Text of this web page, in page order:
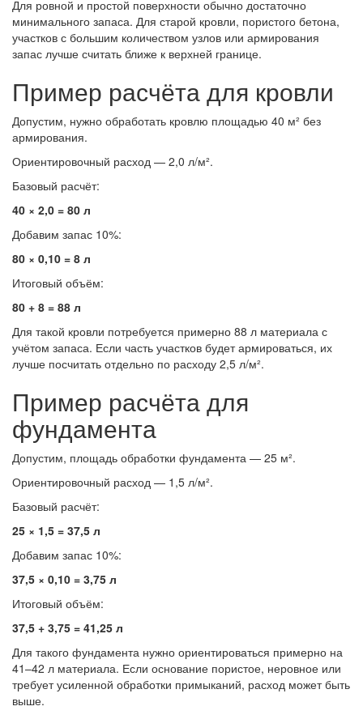
Для ровной и простой поверхности обычно достаточно
минимального запаса. Для старой кровли, пористого бетона,
участков с большим количеством узлов или армирования
запас лучше считать ближе к верхней границе.
Пример расчёта для кровли
Допустим, нужно обработать кровлю площадью 40 м² без
армирования.
Ориентировочный расход — 2,0 л/м².
Базовый расчёт:
40 × 2,0 = 80 л
Добавим запас 10%:
80 × 0,10 = 8 л
Итоговый объём:
80 + 8 = 88 л
Для такой кровли потребуется примерно 88 л материала с
учётом запаса. Если часть участков будет армироваться, их
лучше посчитать отдельно по расходу 2,5 л/м².
Пример расчёта для
фундамента
Допустим, площадь обработки фундамента — 25 м².
Ориентировочный расход — 1,5 л/м².
Базовый расчёт:
25 × 1,5 = 37,5 л
Добавим запас 10%:
37,5 × 0,10 = 3,75 л
Итоговый объём:
37,5 + 3,75 = 41,25 л
Для такого фундамента нужно ориентироваться примерно на
41–42 л материала. Если основание пористое, неровное или
требует усиленной обработки примыканий, расход может быть
выше.